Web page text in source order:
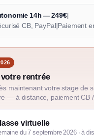
14h — 249€|
CB, PayPal|Paiement
rentrée
maintenant votre stage de
— à distance, paiement CB
virtuelle
du 7 septembre 2026 · à